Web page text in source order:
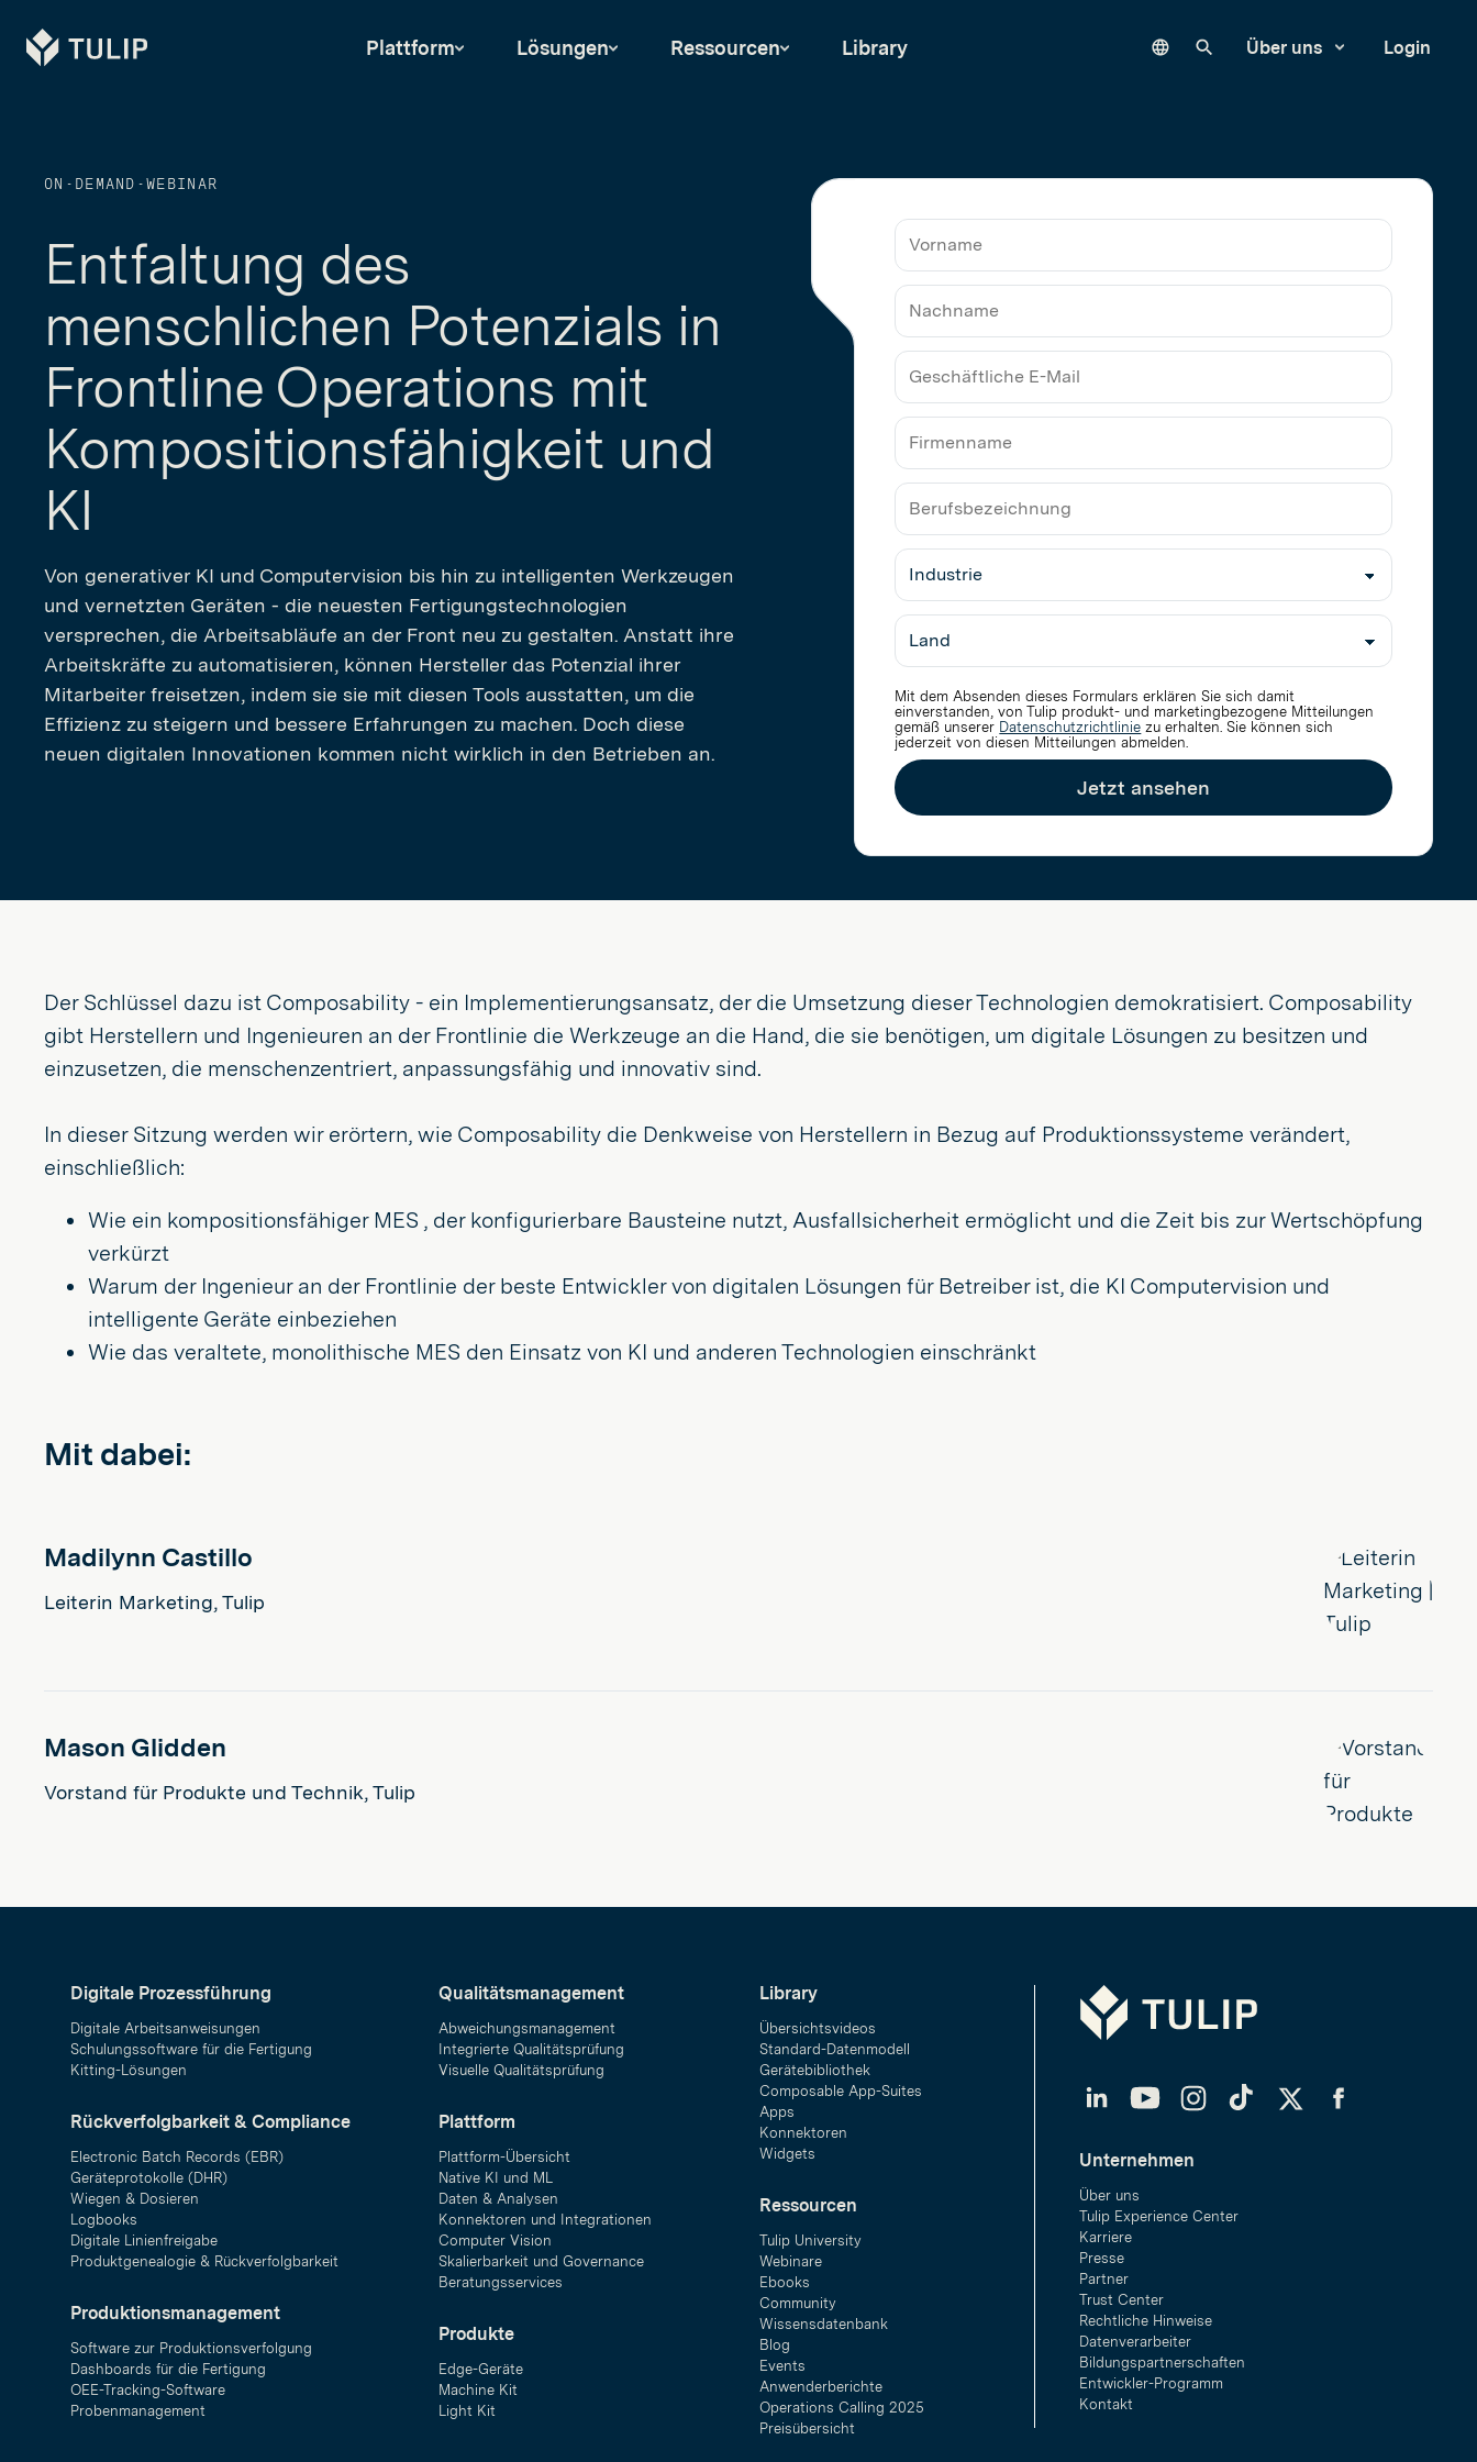
Tulip Plattform Lösungen Ressourcen Library LanguageUnsere Website durchsuchen
Über uns Login
Vorname
Nachname
Geschäftliche
E-
Mail
Firmenname
Berufsbezeichnung
Mit dem Absenden dieses Formulars erklären Sie sich damit
einverstanden, von Tulip produkt- und marketingbezogene Mitteilungen
gemäß unserer Datenschutzrichtlinie zu erhalten. Sie können sich
jederzeit von diesen Mitteilungen abmelden.
Jetzt ansehen
ON-DEMAND-WEBINAR
Entfaltung des
menschlichen Potenzials in
Frontline Operations mit
Kompositionsfähigkeit und
KI
Von generativer KI und Computervision bis hin zu intelligenten Werkzeugen
und vernetzten Geräten - die neuesten Fertigungstechnologien
versprechen, die Arbeitsabläufe an der Front neu zu gestalten. Anstatt ihre
Arbeitskräfte zu automatisieren, können Hersteller das Potenzial ihrer
Mitarbeiter freisetzen, indem sie sie mit diesen Tools ausstatten, um die
Effizienz zu steigern und bessere Erfahrungen zu machen. Doch diese
neuen digitalen Innovationen kommen nicht wirklich in den Betrieben an.
Der Schlüssel dazu ist Composability - ein Implementierungsansatz, der die Umsetzung dieser Technologien demokratisiert. Composability
gibt Herstellern und Ingenieuren an der Frontlinie die Werkzeuge an die Hand, die sie benötigen, um digitale Lösungen zu besitzen und
einzusetzen, die menschenzentriert, anpassungsfähig und innovativ sind.
In dieser Sitzung werden wir erörtern, wie Composability die Denkweise von Herstellern in Bezug auf Produktionssysteme verändert,
einschließlich:
Wie ein kompositionsfähiger MES , der konfigurierbare Bausteine nutzt, Ausfallsicherheit ermöglicht und die Zeit bis zur Wertschöpfung
verkürzt
Warum der Ingenieur an der Frontlinie der beste Entwickler von digitalen Lösungen für Betreiber ist, die KI Computervision und
intelligente Geräte einbeziehen
Wie das veraltete, monolithische MES den Einsatz von KI und anderen Technologien einschränkt
Mit dabei:
Madilynn Castillo
Leiterin Marketing, Tulip
Mason Glidden
Vorstand für Produkte und Technik, Tulip
Digitale Prozessführung
Digitale Arbeitsanweisungen
Schulungssoftware für die Fertigung
Kitting-Lösungen
Rückverfolgbarkeit & Compliance
Electronic Batch Records (EBR)
Geräteprotokolle (DHR)
Wiegen & Dosieren
Logbooks
Digitale Linienfreigabe
Produktgenealogie & Rückverfolgbarkeit
Produktionsmanagement
Software zur Produktionsverfolgung
Dashboards für die Fertigung
OEE-Tracking-Software
Probenmanagement
Qualitätsmanagement
Abweichungsmanagement
Integrierte Qualitätsprüfung
Visuelle Qualitätsprüfung
Plattform
Plattform-Übersicht
Native KI und ML
Daten & Analysen
Konnektoren und Integrationen
Computer Vision
Skalierbarkeit und Governance
Beratungsservices
Produkte
Edge-Geräte
Machine Kit
Light Kit
Library
Übersichtsvideos
Standard-Datenmodell
Gerätebibliothek
Composable App-Suites
Apps
Konnektoren
Widgets
Ressourcen
Tulip University
Webinare
Ebooks
Community
Wissensdatenbank
Blog
Events
Anwenderberichte
Operations Calling 2025
Preisübersicht
Tulip
LinkedInYouTubeInstagramTikTokTwitterFacebook
Unternehmen
Über uns
Tulip Experience Center
Karriere
Presse
Partner
Trust Center
Rechtliche Hinweise
Datenverarbeiter
Bildungspartnerschaften
Entwickler-Programm
Kontakt